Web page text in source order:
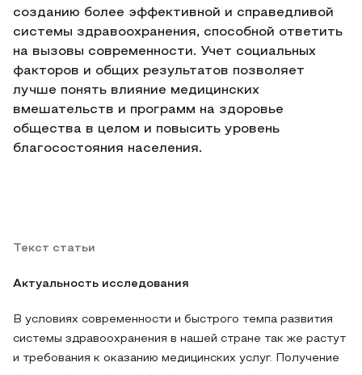
созданию более эффективной и справедливой
системы здравоохранения, способной ответить
на вызовы современности. Учет социальных
факторов и общих результатов позволяет
лучше понять влияние медицинских
вмешательств и программ на здоровье
общества в целом и повысить уровень
благосостояния населения.
Текст статьи
Актуальность исследования
В условиях современности и быстрого темпа развития
системы здравоохранения в нашей стране так же растут
и требования к оказанию медицинских услуг. Получение